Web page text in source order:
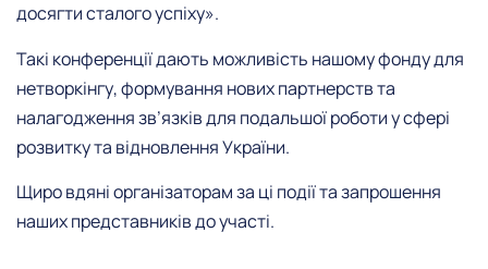
досягти сталого успіху».
Такі конференції дають можливість нашому фонду для
нетворкінгу, формування нових партнерств та
налагодження зв’язків для подальшої роботи у сфері
розвитку та відновлення України.
Щиро вдяні організаторам за ці події та запрошення
наших представників до участі.